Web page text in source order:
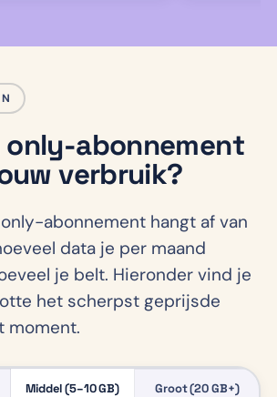
only-abonnement
verbruik?
abonnement hangt af van
data je per maand
je belt. Hieronder vind je
het scherpst geprijsde
moment.
Middel (5–10 GB) Groot (20 GB+)